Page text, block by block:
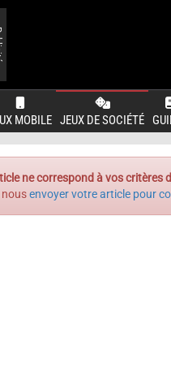
MOBILE JEUX DE SOCIÉTÉ
ne correspond à vos critères
nousenvoyer votre article pour